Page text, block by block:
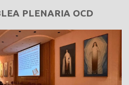
PLENARIA OCD